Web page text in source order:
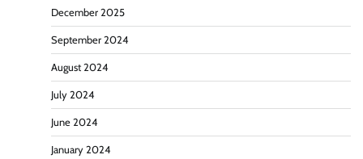
December 2025
September 2024
August 2024
July 2024
June 2024
January 2024